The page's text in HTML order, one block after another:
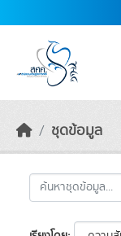
ชุดข้อมูล